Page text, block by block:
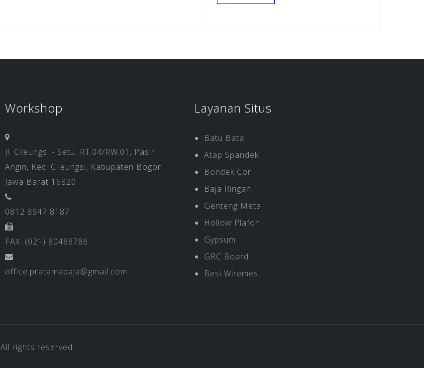
Workshop
Jl. Cileungsi - Setu, RT.04/RW.01, Pasir
Angin, Kec. Cileungsi, Kabupaten Bogor,
Jawa Barat 16820
0812 8947 8187
FAX: (021) 80488786
office.pratamabaja@gmail.com
Layanan Situs
Batu Bata
Atap Spandek
Bondek Cor
Baja Ringan
Genteng Metal
Hollow Plafon
Gypsum
GRC Board
Besi Wiremes
All rights reserved.